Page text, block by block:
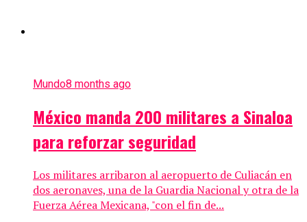
Mundo8 months ago
México manda 200 militares a Sinaloa
para reforzar seguridad
Los militares arribaron al aeropuerto de Culiacán en
dos aeronaves, una de la Guardia Nacional y otra de la
Fuerza Aérea Mexicana, "con el fin de...